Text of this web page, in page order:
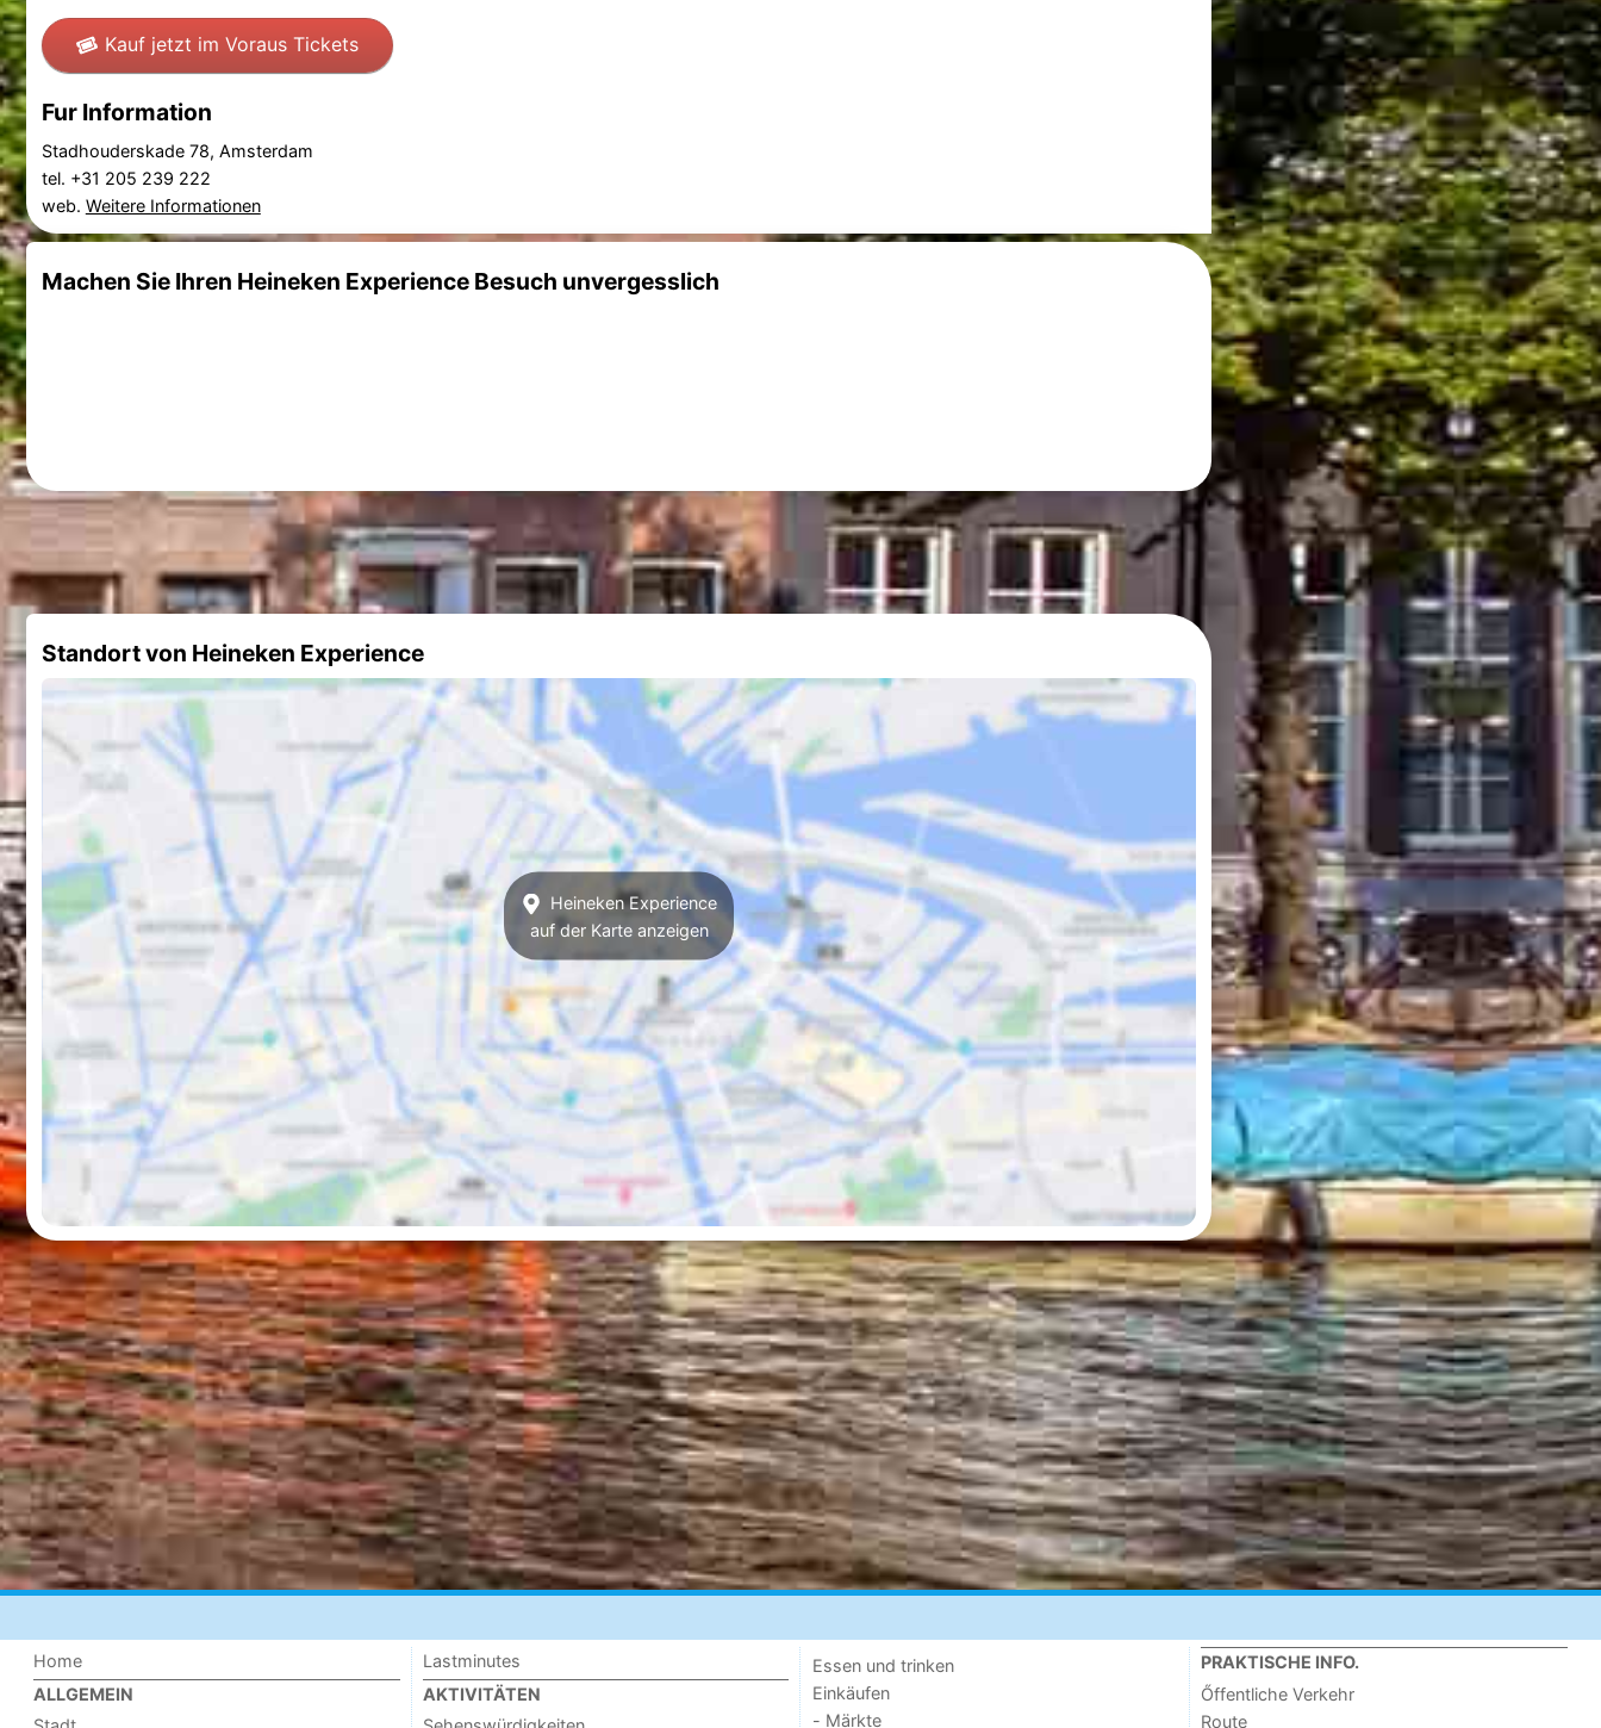
Kauf jetzt im Voraus Tickets
Fur Information
Stadhouderskade 78, Amsterdam
tel. +31 205 239 222
web. Weitere Informationen
Machen Sie Ihren Heineken Experience Besuch unvergesslich
Standort von Heineken Experience
Heineken Experience
auf der Karte anzeigen
Home
ALLGEMEIN
Lastminutes
AKTIVITÄTEN
Essen und trinken
Einkäufen
- Märkte
PRAKTISCHE INFO.
Őffentliche Verkehr
Route